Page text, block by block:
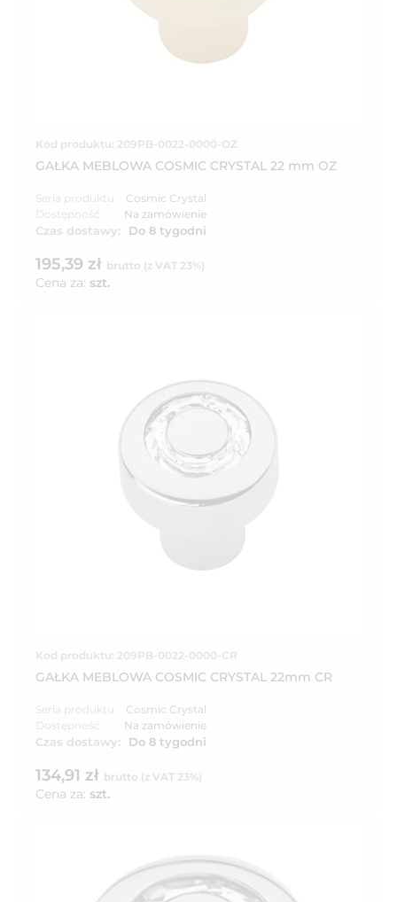
Kod produktu: 209PB-0022-0000-OZ
GAŁKA MEBLOWA COSMIC CRYSTAL 22 mm OZ
Seria produktu:
Cosmic Crystal
Dostępność:
Na zamówienie
Czas dostawy: Do 8 tygodni
195,39 zł brutto (z VAT 23%)
Cena za: szt.
Kod produktu: 209PB-0022-0000-CR
GAŁKA MEBLOWA COSMIC CRYSTAL 22mm CR
Seria produktu:
Cosmic Crystal
Dostępność:
Na zamówienie
Czas dostawy: Do 8 tygodni
134,91 zł brutto (z VAT 23%)
Cena za: szt.